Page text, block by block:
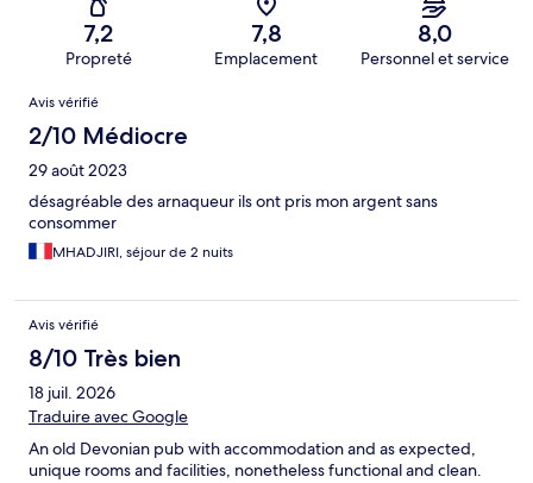
7,2
Propreté
7,8
Emplacement
8,0
Personnel et service
Avis
Avis vérifié
2/10 Médiocre
29 août 2023
désagréable des arnaqueur ils ont pris mon argent sans
consommer
MHADJIRI, séjour de 2 nuits
Avis vérifié
8/10 Très bien
18 juil. 2026
Traduire avec Google
An old Devonian pub with accommodation and as expected,
unique rooms and facilities, nonetheless functional and clean.